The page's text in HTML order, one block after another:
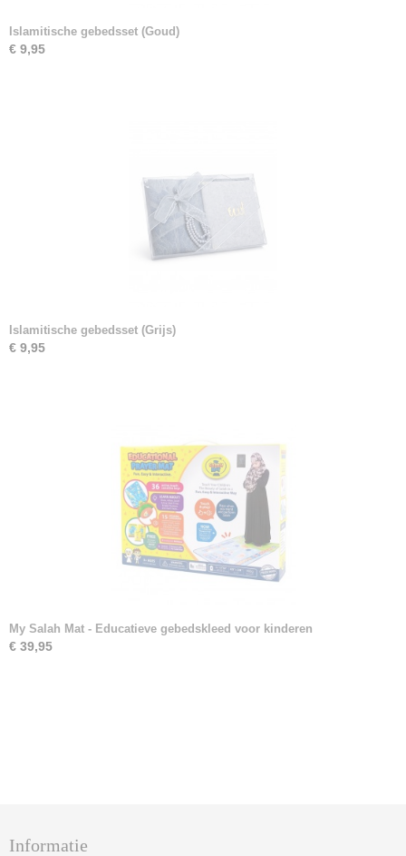
Islamitische gebedsset (Goud)
€ 9,95
Islamitische gebedsset (Grijs)
€ 9,95
My Salah Mat - Educatieve gebedskleed voor kinderen
€ 39,95
Informatie